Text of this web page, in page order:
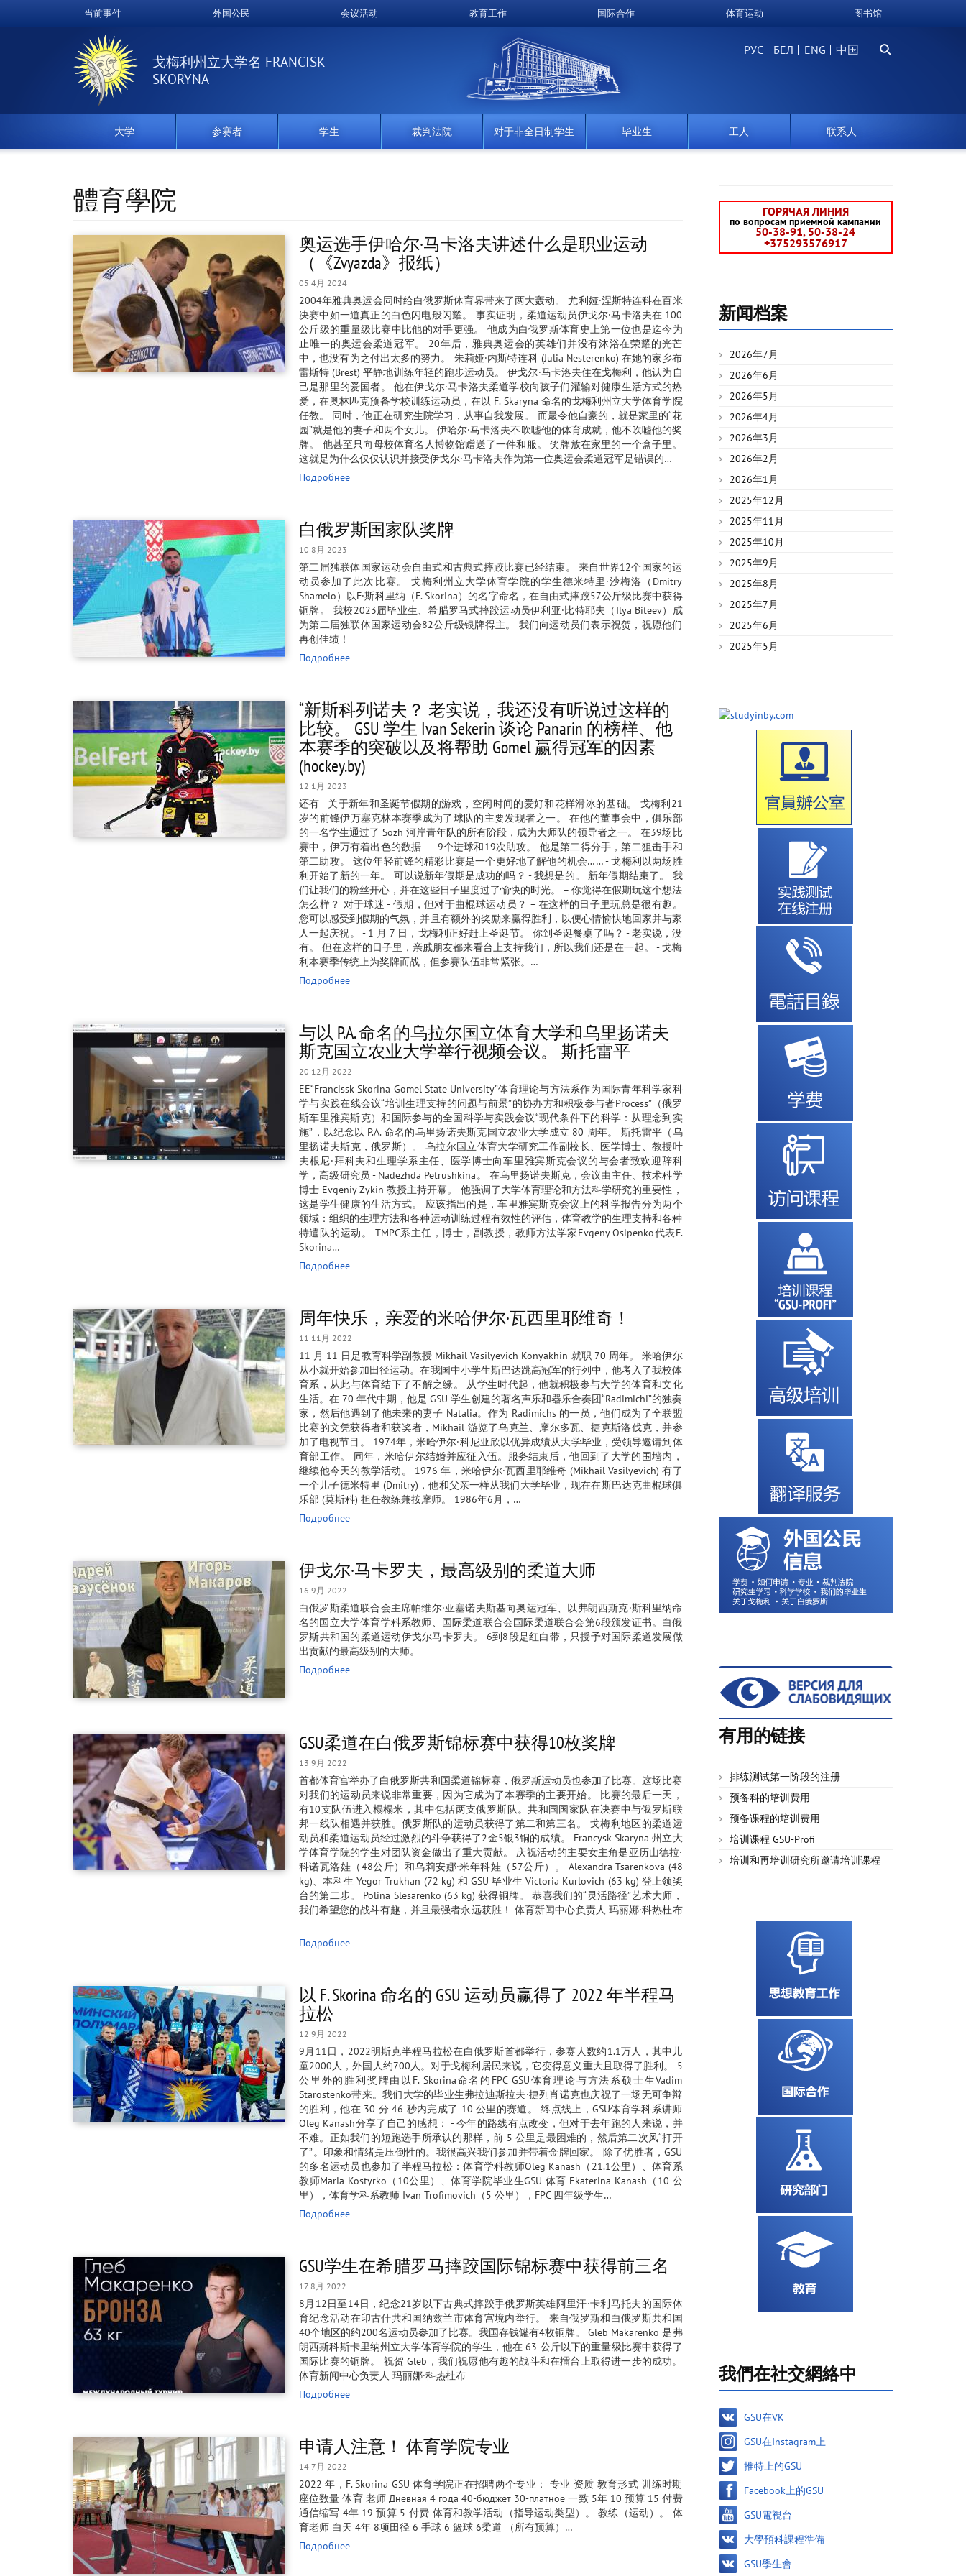
Верхнее
меню
当前事件 外国公民 会议活动 教育工作 国际合作 体育运动 图书馆
戈梅利州立大学名 FRANCISK
SKORYNA
РУС БЕЛ 中国
搜
大学 参赛者 学生 裁判法院 对于非全日制学生 毕业生 工人 联系人
體育學院
奥运选手伊哈尔·马卡洛夫讲述什么是职业运动
（《Zvyazda》报纸）
05 4月 2024
2004年雅典奥运会同时给白俄罗斯体育界带来了两大轰动。 尤利娅·涅斯特连科在百米
决赛中如一道真正的白色闪电般闪耀。 事实证明，柔道运动员伊戈尔·马卡洛夫在 100
公斤级的重量级比赛中比他的对手更强。 他成为白俄罗斯体育史上第一位也是迄今为
止唯一的奥运会柔道冠军。 20年后，雅典奥运会的英雄们并没有沐浴在荣耀的光芒
中，也没有为之付出太多的努力。 朱莉娅·内斯特连科 (Julia Nesterenko) 在她的家乡布
雷斯特 (Brest) 平静地训练年轻的跑步运动员。 伊戈尔·马卡洛夫住在戈梅利，他认为自
己是那里的爱国者。 他在伊戈尔·马卡洛夫柔道学校向孩子们灌输对健康生活方式的热
爱，在奥林匹克预备学校训练运动员，在以 F. Skaryna 命名的戈梅利州立大学体育学院
任教。 同时，他正在研究生院学习，从事自我发展。 而最令他自豪的，就是家里的“花
园”就是他的妻子和两个女儿。 伊哈尔·马卡洛夫不吹嘘他的体育成就，他不吹嘘他的奖
牌。 他甚至只向母校体育名人博物馆赠送了一件和服。 奖牌放在家里的一个盒子里。
这就是为什么仅仅认识并接受伊戈尔·马卡洛夫作为第一位奥运会柔道冠军是错误的…
Подробнее
白俄罗斯国家队奖牌
10 8月 2023
第二届独联体国家运动会自由式和古典式摔跤比赛已经结束。 来自世界12个国家的运
动员参加了此次比赛。 戈梅利州立大学体育学院的学生德米特里·沙梅洛（Dmitry
Shamelo）以F·斯科里纳（F. Skorina）的名字命名，在自由式摔跤57公斤级比赛中获得
铜牌。 我校2023届毕业生、希腊罗马式摔跤运动员伊利亚·比特耶夫（Ilya Biteev）成
为第二届独联体国家运动会82公斤级银牌得主。 我们向运动员们表示祝贺，祝愿他们
再创佳绩！
Подробнее
“新斯科列诺夫？ 老实说，我还没有听说过这样的
比较。 GSU 学生 Ivan Sekerin 谈论 Panarin 的榜样、他
本赛季的突破以及将帮助 Gomel 赢得冠军的因素
(hockey.by)
12 1月 2023
还有 - 关于新年和圣诞节假期的游戏，空闲时间的爱好和花样滑冰的基础。 戈梅利21
岁的前锋伊万塞克林本赛季成为了球队的主要发现者之一。 在他的董事会中，俱乐部
的一名学生通过了 Sozh 河岸青年队的所有阶段，成为大师队的领导者之一。 在39场比
赛中，伊万有着出色的数据——9个进球和19次助攻。 他是第二得分手，第二狙击手和
第二助攻。 这位年轻前锋的精彩比赛是一个更好地了解他的机会…… - 戈梅利以两场胜
利开始了新的一年。 可以说新年假期是成功的吗？ - 我想是的。 新年假期结束了。 我
们让我们的粉丝开心，并在这些日子里度过了愉快的时光。 – 你觉得在假期玩这个想法
怎么样？ 对于球迷 - 假期，但对于曲棍球运动员？ – 在这样的日子里玩总是很有趣。
您可以感受到假期的气氛，并且有额外的奖励来赢得胜利，以便心情愉快地回家并与家
人一起庆祝。 - 1 月 7 日，戈梅利正好赶上圣诞节。 你到圣诞餐桌了吗？ - 老实说，没
有。 但在这样的日子里，亲戚朋友都来看台上支持我们，所以我们还是在一起。 - 戈梅
利本赛季传统上为奖牌而战，但参赛队伍非常紧张。…
Подробнее
与以 P.A. 命名的乌拉尔国立体育大学和乌里扬诺夫
斯克国立农业大学举行视频会议。 斯托雷平
20 12月 2022
EE“Francissk Skorina Gomel State University”体育理论与方法系作为国际青年科学家科
学与实践在线会议“培训生理支持的问题与前景”的协办方和积极参与者Process”（俄罗
斯车里雅宾斯克）和国际参与的全国科学与实践会议“现代条件下的科学：从理念到实
施”，以纪念以 P.A. 命名的乌里扬诺夫斯克国立农业大学成立 80 周年。 斯托雷平（乌
里扬诺夫斯克，俄罗斯）。 乌拉尔国立体育大学研究工作副校长、医学博士、教授叶
夫根尼·拜科夫和生理学系主任、医学博士向车里雅宾斯克会议的与会者致欢迎辞科
学，高级研究员 - Nadezhda Petrushkina。 在乌里扬诺夫斯克，会议由主任、技术科学
博士 Evgeniy Zykin 教授主持开幕。 他强调了大学体育理论和方法科学研究的重要性，
这是学生健康的生活方式。 应该指出的是，车里雅宾斯克会议上的科学报告分为两个
领域：组织的生理方法和各种运动训练过程有效性的评估，体育教学的生理支持和各种
特遣队的运动。 TMPC系主任，博士，副教授，教师方法学家Evgeny Osipenko代表F.
Skorina…
Подробнее
周年快乐，亲爱的米哈伊尔·瓦西里耶维奇！
11 11月 2022
11 月 11 日是教育科学副教授 Mikhail Vasilyevich Konyakhin 就职 70 周年。 米哈伊尔
从小就开始参加田径运动。在我国中小学生斯巴达跳高冠军的行列中，他考入了我校体
育系，从此与体育结下了不解之缘。 从学生时代起，他就积极参与大学的体育和文化
生活。在 70 年代中期，他是 GSU 学生创建的著名声乐和器乐合奏团“Radimichi”的独奏
家，然后他遇到了他未来的妻子 Natalia。作为 Radimichs 的一员，他们成为了全联盟
比赛的文凭获得者和获奖者，Mikhail 游览了乌克兰、摩尔多瓦、捷克斯洛伐克，并参
加了电视节目。 1974年，米哈伊尔·科尼亚欣以优异成绩从大学毕业，受领导邀请到体
育部工作。 同年，米哈伊尔结婚并应征入伍。服务结束后，他回到了大学的围墙内，
继续他今天的教学活动。 1976 年，米哈伊尔·瓦西里耶维奇 (Mikhail Vasilyevich) 有了
一个儿子德米特里 (Dmitry)，他和父亲一样从我们大学毕业，现在在斯巴达克曲棍球俱
乐部 (莫斯科) 担任教练兼按摩师。 1986年6月，…
Подробнее
伊戈尔·马卡罗夫，最高级别的柔道大师
16 9月 2022
白俄罗斯柔道联合会主席帕维尔·亚塞诺夫斯基向奥运冠军、以弗朗西斯克·斯科里纳命
名的国立大学体育学科系教师、国际柔道联合会国际柔道联合会第6段颁发证书。白俄
罗斯共和国的柔道运动伊戈尔马卡罗夫。 6到8段是红白带，只授予对国际柔道发展做
出贡献的最高级别的大师。
Подробнее
GSU柔道在白俄罗斯锦标赛中获得10枚奖牌
13 9月 2022
首都体育宫举办了白俄罗斯共和国柔道锦标赛，俄罗斯运动员也参加了比赛。这场比赛
对我们的运动员来说非常重要，因为它成为了本赛季的主要开始。 比赛的最后一天，
有10支队伍进入榻榻米，其中包括两支俄罗斯队。共和国国家队在决赛中与俄罗斯联
邦一线队相遇并获胜。俄罗斯队的运动员获得了第二和第三名。 戈梅利地区的柔道运
动员和柔道运动员经过激烈的斗争获得了2金5银3铜的成绩。 Francysk Skaryna 州立大
学体育学院的学生对团队资金做出了重大贡献。 庆祝活动的主要女主角是亚历山德拉·
科诺瓦洛娃（48公斤）和乌莉安娜·米年科娃（57公斤）。 Alexandra Tsarenkova (48
kg)、本科生 Yegor Trukhan (72 kg) 和 GSU 毕业生 Victoria Kurlovich (63 kg) 登上领奖
台的第二步。 Polina Slesarenko (63 kg) 获得铜牌。 恭喜我们的“灵活路径”艺术大师，
我们希望您的战斗有趣，并且最强者永远获胜！ 体育新闻中心负责人 玛丽娜·科热杜布
Подробнее
以 F. Skorina 命名的 GSU 运动员赢得了 2022 年半程马
拉松
12 9月 2022
9月11日，2022明斯克半程马拉松在白俄罗斯首都举行，参赛人数约1.1万人，其中儿
童2000人，外国人约700人。对于戈梅利居民来说，它变得意义重大且取得了胜利。 5
公里外的胜利奖牌由以F. Skorina命名的FPC GSU体育理论与方法系硕士生Vadim
Starostenko带来。我们大学的毕业生弗拉迪斯拉夫·捷列肖诺克也庆祝了一场无可争辩
的胜利，他在 30 分 46 秒内完成了 10 公里的赛道。 终点线上，GSU体育学科系讲师
Oleg Kanash分享了自己的感想： - 今年的路线有点改变，但对于去年跑的人来说，并
不难。正如我们的短跑选手所承认的那样，前 5 公里是最困难的，然后第二次风“打开
了”。印象和情绪是压倒性的。我很高兴我们参加并带着金牌回家。 除了优胜者，GSU
的多名运动员也参加了半程马拉松：体育学科教师Oleg Kanash（21.1公里）、体育系
教师Maria Kostyrko（10公里）、体育学院毕业生GSU 体育 Ekaterina Kanash（10 公
里），体育学科系教师 Ivan Trofimovich（5 公里），FPC 四年级学生…
Подробнее
GSU学生在希腊罗马摔跤国际锦标赛中获得前三名
17 8月 2022
8月12日至14日，纪念21岁以下古典式摔跤手俄罗斯英雄阿里汗·卡利马托夫的国际体
育纪念活动在印古什共和国纳兹兰市体育宫境内举行。 来自俄罗斯和白俄罗斯共和国
40个地区的约200名运动员参加了比赛。我国存钱罐有4枚铜牌。 Gleb Makarenko 是弗
朗西斯科斯卡里纳州立大学体育学院的学生，他在 63 公斤以下的重量级比赛中获得了
国际比赛的铜牌。 祝贺 Gleb，我们祝愿他有趣的战斗和在擂台上取得进一步的成功。
体育新闻中心负责人 玛丽娜·科热杜布
Подробнее
申请人注意！ 体育学院专业
14 7月 2022
2022 年，F. Skorina GSU 体育学院正在招聘两个专业： 专业 资质 教育形式 训练时期
座位数量 体育 老师 Дневная 4 года 40-бюджет 30-платное 一致 5年 10 预算 15 付费
通信缩写 4年 19 预算 5-付费 体育和教学活动（指导运动类型）。 教练（运动）。 体
育老师 白天 4年 8项田径 6 手球 6 篮球 6柔道 （所有预算）…
Подробнее
ГОРЯЧАЯ ЛИНИЯ
по вопросам приемной кампании
50-38-91, 50-38-24
+375293576917
新闻档案
2026年7月
2026年6月
2026年5月
2026年4月
2026年3月
2026年2月
2026年1月
2025年12月
2025年11月
2025年10月
2025年9月
2025年8月
2025年7月
2025年6月
2025年5月
有用的链接
排练测试第一阶段的注册
预备科的培训费用
预备课程的培训费用
培训课程 GSU-Profi
培训和再培训研究所邀请培训课程
我們在社交網絡中
GSU在VK
GSU在Instagram上
推特上的GSU
Facebook上的GSU
GSU電視台
大學預科課程準備
GSU學生會